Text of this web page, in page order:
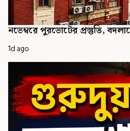
নভেম্বরে পুরভোটের প্রস্তুতি,
1d ago